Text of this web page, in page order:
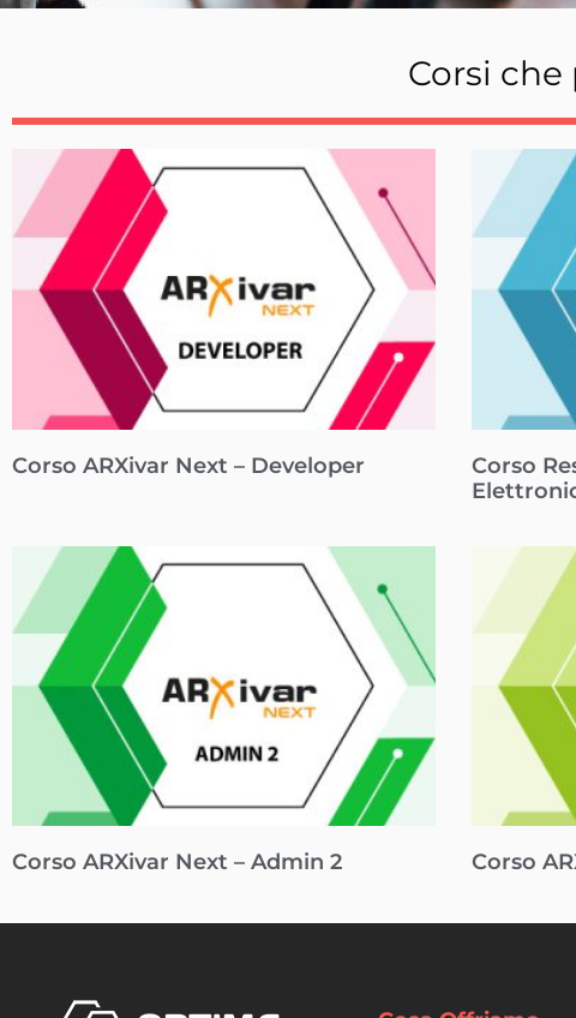
Corsi
Corso ARXivar Next – Developer
Corso
Corso ARXivar Next – Admin 2 Corso